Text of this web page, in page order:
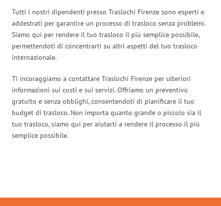
Tutti i nostri dipendenti presso Traslochi Firenze sono esperti e
addestrati per garantire un processo di trasloco senza problemi.
Siamo qui per rendere il tuo trasloco il più semplice possibile,
permettendoti di concentrarti su altri aspetti del tuo trasloco
internazionale.
Ti incoraggiamo a contattare Traslochi Firenze per ulteriori
informazioni sui costi e sui servizi. Offriamo un preventivo
gratuito e senza obblighi, consentendoti di pianificare il tuo
budget di trasloco. Non importa quanto grande o piccolo sia il
tuo trasloco, siamo qui per aiutarti a rendere il processo il più
semplice possibile.